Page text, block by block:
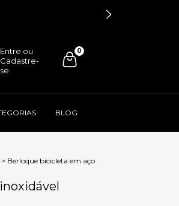
0
BLOG
> Berloque bicicleta em aço